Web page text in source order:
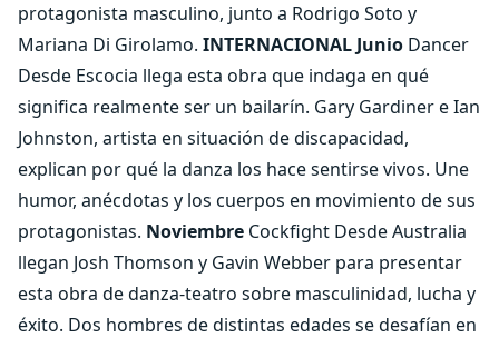
protagonista masculino, junto a Rodrigo Soto y
Mariana Di Girolamo. INTERNACIONAL Junio Dancer
Desde Escocia llega esta obra que indaga en qué
significa realmente ser un bailarín. Gary Gardiner e Ian
Johnston, artista en situación de discapacidad,
explican por qué la danza los hace sentirse vivos. Une
humor, anécdotas y los cuerpos en movimiento de sus
protagonistas. Noviembre Cockfight Desde Australia
llegan Josh Thomson y Gavin Webber para presentar
esta obra de danza-teatro sobre masculinidad, lucha y
éxito. Dos hombres de distintas edades se desafían en